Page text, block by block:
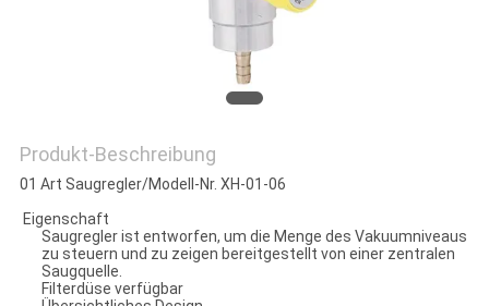
Produkt-Beschreibung
01 Art Saugregler/Modell-Nr. XH-01-06
Eigenschaft
Saugregler ist entworfen, um die Menge des Vakuumniveaus
zu steuern und zu zeigen bereitgestellt von einer zentralen
Saugquelle.
Filterdüse verfügbar